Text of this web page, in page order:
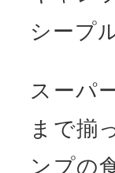
シープ
スーパ
まで揃
ンプの